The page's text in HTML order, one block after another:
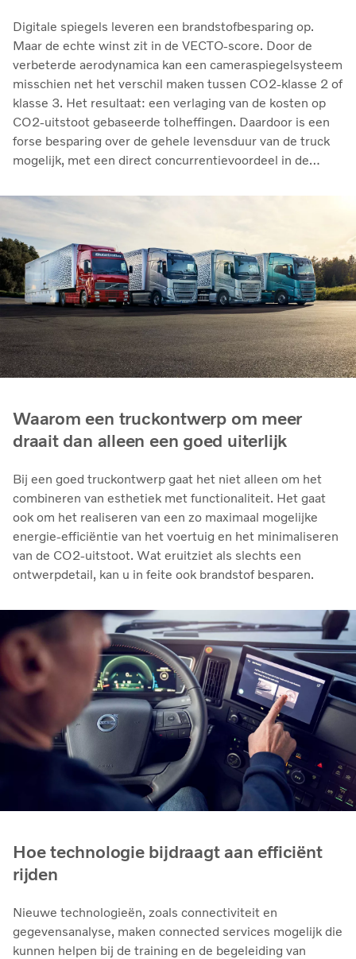
Digitale spiegels leveren een brandstofbesparing op.
Maar de echte winst zit in de VECTO-score. Door de
verbeterde aerodynamica kan een cameraspiegelsysteem
misschien net het verschil maken tussen CO2-klasse 2 of
klasse 3. Het resultaat: een verlaging van de kosten op
CO2-uitstoot gebaseerde tolheffingen. Daardoor is een
forse besparing over de gehele levensduur van de truck
mogelijk, met een direct concurrentievoordeel in de
Waarom een truckontwerp om meer
draait dan alleen een goed uiterlijk
Bij een goed truckontwerp gaat het niet alleen om het
combineren van esthetiek met functionaliteit. Het gaat
ook om het realiseren van een zo maximaal mogelijke
energie-efficiëntie van het voertuig en het minimaliseren
van de CO2-uitstoot. Wat eruitziet als slechts een
ontwerpdetail, kan u in feite ook brandstof besparen.
Hoe technologie bijdraagt aan efficiënt
rijden
Nieuwe technologieën, zoals connectiviteit en
gegevensanalyse, maken connected services mogelijk die
kunnen helpen bij de training en de begeleiding van